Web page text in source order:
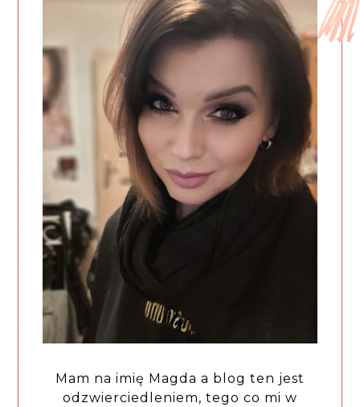
Mam na imię Magda a blog ten jest
odzwierciedleniem, tego co mi w